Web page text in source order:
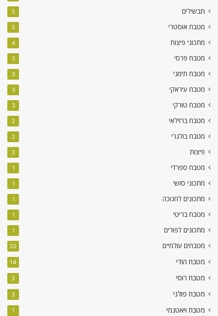
תבשילים 5
מטבח אוסטרי 5
מתכוני פיצות 4
מטבח פרסי 3
מטבח תימני 3
מטבח עיראקי 3
מטבח טורקי 3
מטבח ברזילאי 2
מטבח בולגרי 2
פיצות 2
מטבח ספרדי 1
מתכוני סושי 1
מתכונים לחנוכה 1
מטבח בריטי 1
מתכונים לפורים 1
מטבחים עולמיים 22
מטבח הודי 14
מטבח רוסי 3
מטבח פולני 3
מטבח ויאטנמי 1